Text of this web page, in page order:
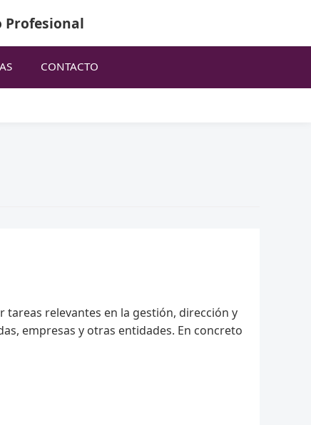
Profesional
CONTACTO
relevantes en la gestión, dirección y
empresas y otras entidades. En concreto